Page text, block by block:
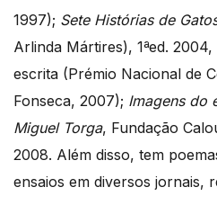
1997); Sete Histórias de
Arlinda Mártires), 1ªed.
escrita (Prémio Nacional de
Fonseca, 2007); Imagens do
Miguel Torga, Fundação
2008. Além disso, tem
ensaios em diversos jornais,